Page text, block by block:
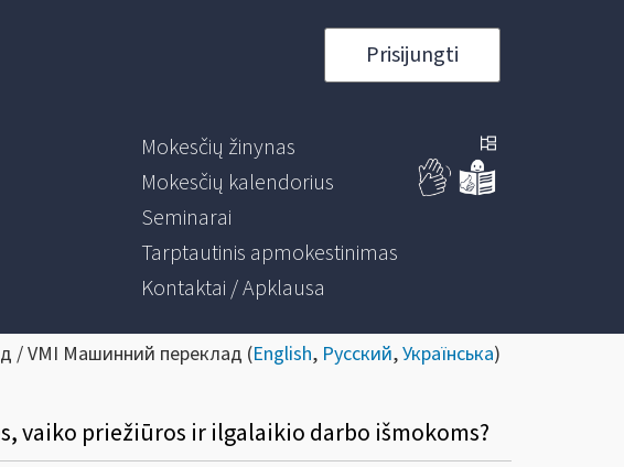
Prisijungti
Mokesčių žinynas
Mokesčių kalendorius
Seminarai
Tarptautinis apmokestinimas
Kontaktai / Apklausa
/ VMI Машинний переклад (English, Русский,Українська)
vaiko priežiūros ir ilgalaikio darbo išmokoms?